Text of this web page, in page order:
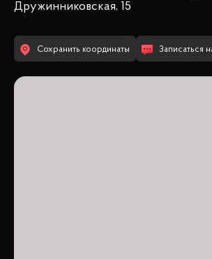
Дружинниковская, 15
Сохранить координаты Записаться